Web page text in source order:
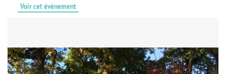
Voir cet événement